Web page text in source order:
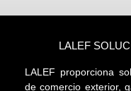
LALEF
LALEF proporciona
de comercio exterior,